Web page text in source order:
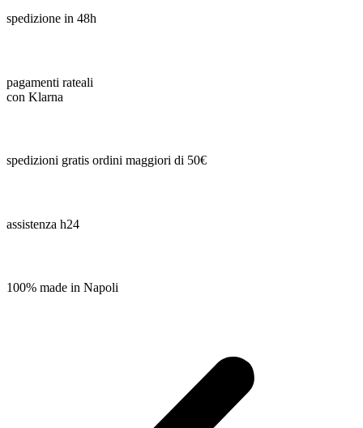
spedizione in 48h
pagamenti rateali
con Klarna
spedizioni gratis ordini maggiori di 50€
assistenza h24
100% made in Napoli